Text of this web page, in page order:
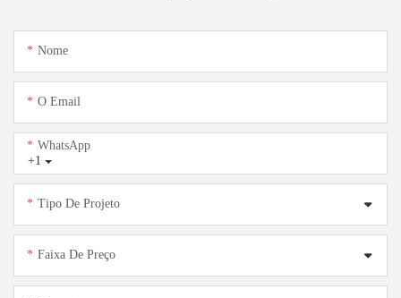
Nome
O Email
+1
WhatsApp
Tipo De Projeto
Faixa De Preço